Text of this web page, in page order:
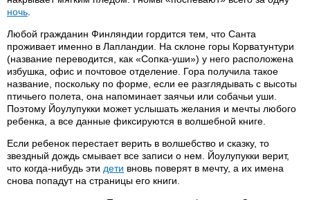
ночь
Любой гражданин Финляндии гордится тем, что Санта
проживает именно в Лапландии. На склоне горы Корватунтури
(название переводится, как «Сопка-уши») у него расположена
избушка, офис и почтовое отделение. Гора получила такое
название, поскольку по форме, если ее разглядывать с высоты
птичьего полета, она напоминает заячьи или собачьи уши.
Поэтому Йоулупукки может услышать желания и мечты любого
ребенка, а все данные фиксируются в волшебной книге.
Если ребенок перестает верить в волшебство и сказку, то
звездный дождь смывает все записи о нем. Йоулупукки верит,
что когда-нибудь эти дети вновь поверят в мечту, а их имена
снова попадут на страницы его книги.